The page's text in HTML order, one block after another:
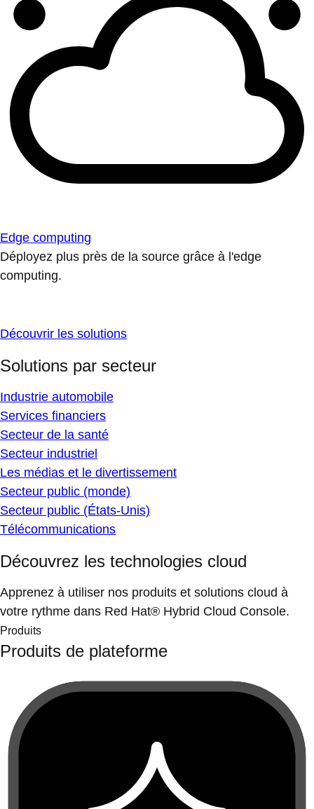
Edge computing
Déployez plus près de la source grâce à l'edge
computing.
Découvrir les solutions
Solutions par secteur
Industrie automobile
Services financiers
Secteur de la santé
Secteur industriel
Les médias et le divertissement
Secteur public (monde)
Secteur public (États-Unis)
Télécommunications
Découvrez les technologies cloud
Apprenez à utiliser nos produits et solutions cloud à
votre rythme dans Red Hat® Hybrid Cloud Console.
Produits
Produits de plateforme